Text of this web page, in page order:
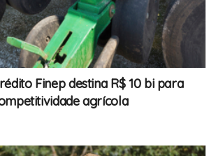
Finep destina R$ 10 bi para
agrícola